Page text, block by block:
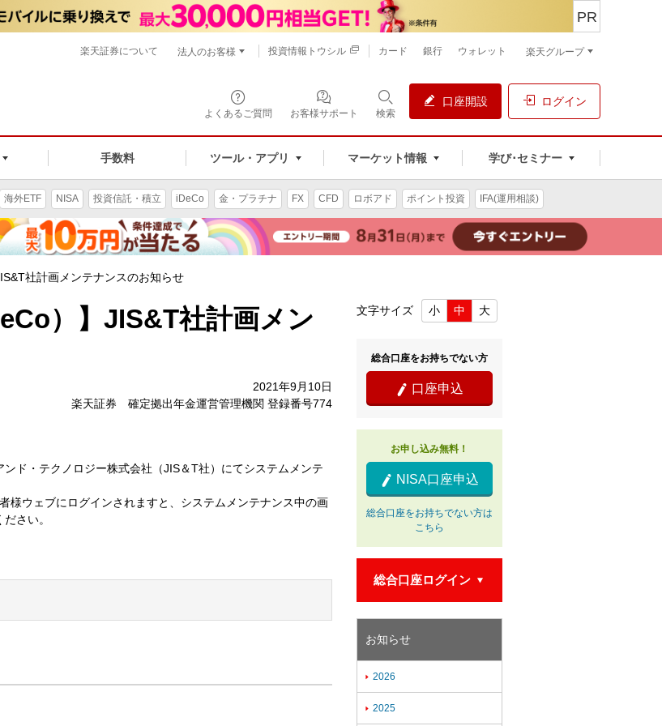
よくあるご質問 お客様サポート 検索
口座開設 ログイン
手数料 ツール・アプリ マーケット情報 学び･セミナー
PR
楽天証券について 法人のお客様 投資情報トウシル カード 銀行 ウォレット 楽天グループ
海外ETF NISA 投資信託・積立 iDeCo 金・プラチナ FX CFD ロボアド ポイント投資 IFA(運用相談)
社計画メンテナンスのお知らせ
）】JIS&T社計画メン
2021年9月10日
楽天証券 確定拠出年金運営管理機関 登録番号774
ド・テクノロジー株式会社（JIS＆T社）にてシステムメンテ
様ウェブにログインされますと、システムメンテナンス中の画
さい。
文字サイズ 小 中 大
総合口座をお持ちでない方
 口座申込
お申し込み無料！
 NISA口座申込
総合口座をお持ちでない方は
こちら
総合口座ログイン
お知らせ
 2026
 2025